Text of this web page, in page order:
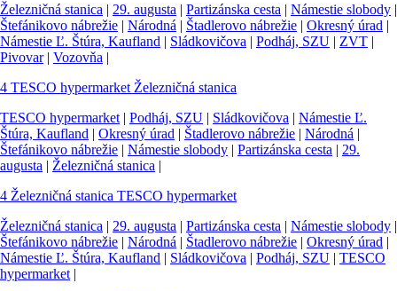
Železničná stanica | 29. augusta | Partizánska cesta | Námestie slobody |
Štefánikovo nábrežie | Národná | Štadlerovo nábrežie | Okresný úrad |
Námestie Ľ. Štúra, Kaufland | Sládkovičova | Podháj, SZU | ZVT |
Pivovar| Vozovňa |
4 TESCO hypermarketŽelezničná stanica
TESCO hypermarket| Podháj, SZU | Sládkovičova | Námestie Ľ.
Štúra, Kaufland | Okresný úrad | Štadlerovo nábrežie | Národná |
Štefánikovo nábrežie | Námestie slobody | Partizánska cesta | 29.
augusta | Železničná stanica |
4 Železničná stanica TESCO hypermarket
Železničná stanica | 29. augusta | Partizánska cesta | Námestie slobody |
Štefánikovo nábrežie | Národná | Štadlerovo nábrežie | Okresný úrad |
Námestie Ľ. Štúra, Kaufland | Sládkovičova | Podháj, SZU | TESCO
hypermarket|